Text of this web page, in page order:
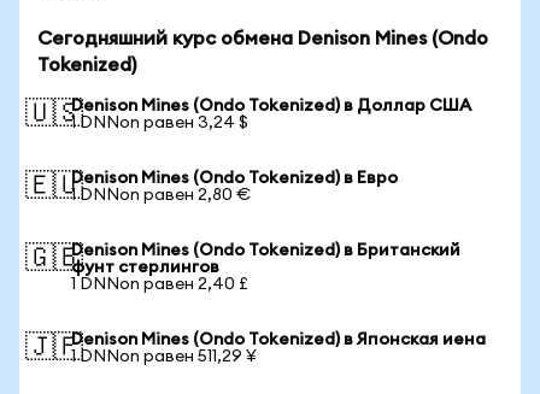
Сегодняшний курс обмена Denison Mines (Ondo
Tokenized)
🇺🇸Denison Mines (Ondo Tokenized) в Доллар США
1 DNNon равен 3,24 $
🇪🇺Denison Mines (Ondo Tokenized) в Евро
1 DNNon равен 2,80 €
🇬🇧Denison Mines (Ondo Tokenized) в Британский
фунт стерлингов
1 DNNon равен 2,40 £
🇯🇵Denison Mines (Ondo Tokenized) в Японская иена
1 DNNon равен 511,29 ¥